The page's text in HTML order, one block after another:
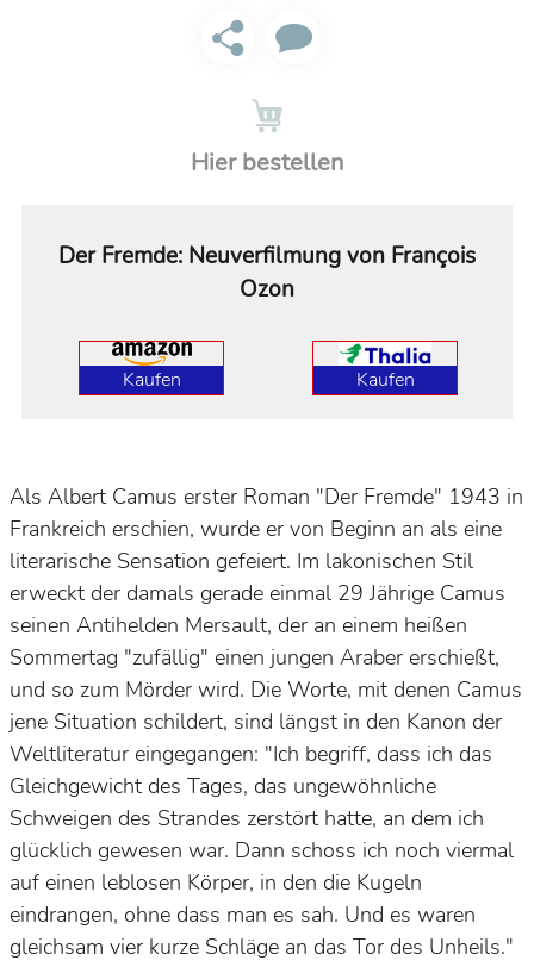
Hier bestellen
Der Fremde: Neuverfilmung von François
Ozon
Kaufen Kaufen
Als Albert Camus erster Roman "Der Fremde" 1943 in
Frankreich erschien, wurde er von Beginn an als eine
literarische Sensation gefeiert. Im lakonischen Stil
erweckt der damals gerade einmal 29 Jährige Camus
seinen Antihelden Mersault, der an einem heißen
Sommertag "zufällig" einen jungen Araber erschießt,
und so zum Mörder wird. Die Worte, mit denen Camus
jene Situation schildert, sind längst in den Kanon der
Weltliteratur eingegangen: "Ich begriff, dass ich das
Gleichgewicht des Tages, das ungewöhnliche
Schweigen des Strandes zerstört hatte, an dem ich
glücklich gewesen war. Dann schoss ich noch viermal
auf einen leblosen Körper, in den die Kugeln
eindrangen, ohne dass man es sah. Und es waren
gleichsam vier kurze Schläge an das Tor des Unheils."